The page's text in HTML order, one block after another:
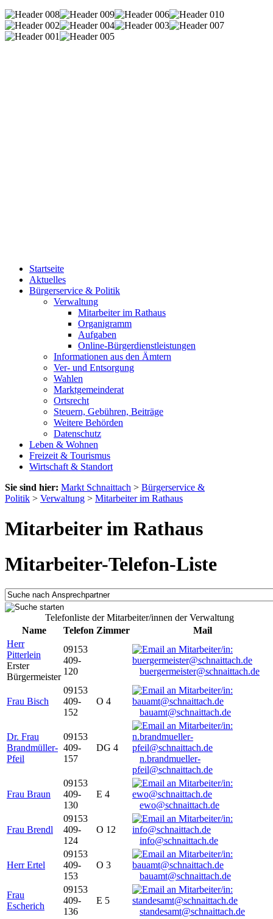
Startseite
Aktuelles
Bürgerservice & Politik
Verwaltung
Mitarbeiter im Rathaus
Organigramm
Aufgaben
Online-Bürgerdienstleistungen
Informationen aus den Ämtern
Ver- und Entsorgung
Wahlen
Marktgemeinderat
Ortsrecht
Steuern, Gebühren, Beiträge
Weitere Behörden
Datenschutz
Leben & Wohnen
Freizeit & Tourismus
Wirtschaft & Standort
Sie sind hier: Markt Schnaittach > Bürgerservice &
Politik > Verwaltung > Mitarbeiter im Rathaus
Mitarbeiter im Rathaus
Mitarbeiter-Telefon-Liste
Telefonliste der Mitarbeiter/innen der Verwaltung
Name
Telefon Zimmer
Mail
Herr
Pitterlein
Erster
Bürgermeister
09153
409-
120
buergermeister@schnaittach.de
Frau Bisch
09153
409-
152
O 4
bauamt@schnaittach.de
Dr. Frau
Brandmüller-
Pfeil
09153
409-
157
DG 4
n.brandmueller-
pfeil@schnaittach.de
Frau Braun
09153
409-
130
E 4
ewo@schnaittach.de
Frau Brendl
09153
409-
124
O 12
info@schnaittach.de
Herr Ertel
09153
409-
153
O 3
bauamt@schnaittach.de
Frau
Escherich
09153
409-
136
E 5
standesamt@schnaittach.de